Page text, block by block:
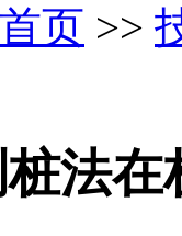
首页 >>
法